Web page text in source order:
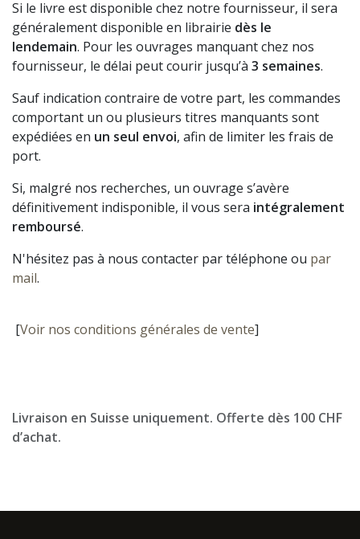
Si le livre est disponible chez notre fournisseur, il sera
généralement disponible en librairie dès le
lendemain. Pour les ouvrages manquant chez nos
fournisseur, le délai peut courir jusqu’à 3 semaines.
Sauf indication contraire de votre part, les commandes
comportant un ou plusieurs titres manquants sont
expédiées en un seul envoi, afin de limiter les frais de
port.
Si, malgré nos recherches, un ouvrage s’avère
définitivement indisponible, il vous sera intégralement
remboursé.
N'hésitez pas à nous contacter par téléphone ou par
mail.
[Voir nos conditions générales de vente]
Livraison en Suisse uniquement. Offerte dès 100 CHF
d’achat.